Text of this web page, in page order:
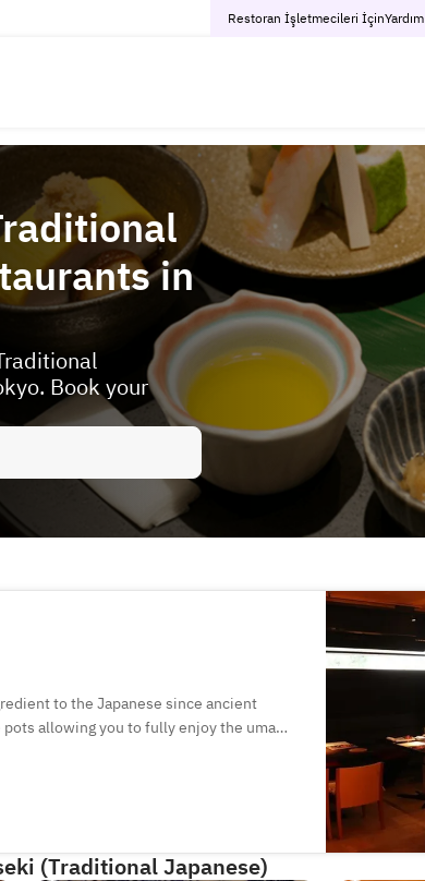
Restoran İşletmecileri İçinYardım
in
Book your
to the Japanese since ancient
allowing you to fully enjoy the umami
enjoy a meal that brings out every
extraordinary atmosphere housed in
(Traditional Japanese)